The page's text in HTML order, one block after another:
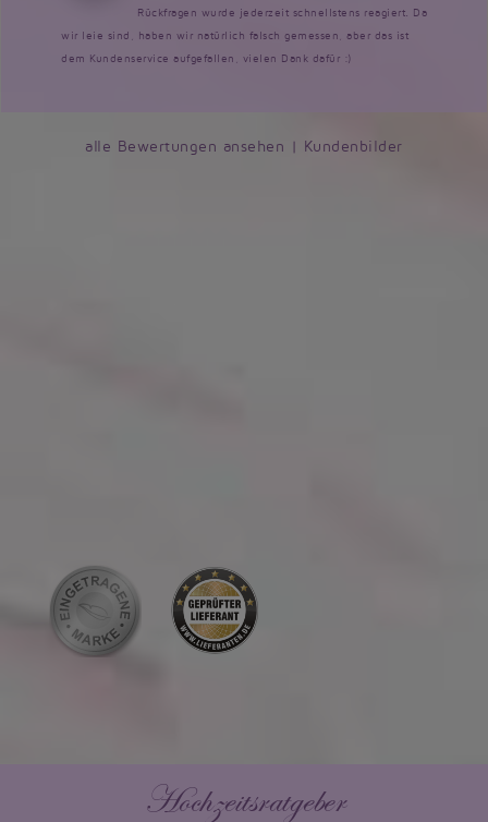
Rückfragen wurde jederzeit schnellstens reagiert. Da
wir leie sind, haben wir natürlich falsch gemessen, aber das ist
dem Kundenservice aufgefallen, vielen Dank dafür :)
alle Bewertungen ansehen | Kundenbilder
Hochzeitsratgeber